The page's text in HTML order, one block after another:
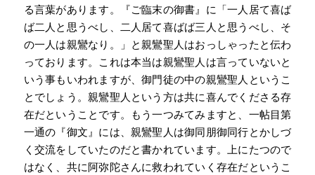
る言葉があります。『ご臨末の御書』に「一人居て喜ば
ば二人と思うべし、二人居て喜ばば三人と思うべし、そ
の一人は親鸞なり。」と親鸞聖人はおっしゃったと伝わ
っております。これは本当は親鸞聖人は言っていないと
いう事もいわれますが、御門徒の中の親鸞聖人というこ
とでしょう。親鸞聖人という方は共に喜んでくださる存
在だということです。もう一つみてみますと、一帖目第
一通の『御文』には、親鸞聖人は御同朋御同行とかしづ
く交流をしていたのだと書かれています。上にたつので
はなく、共に阿弥陀さんに救われていく存在だというこ